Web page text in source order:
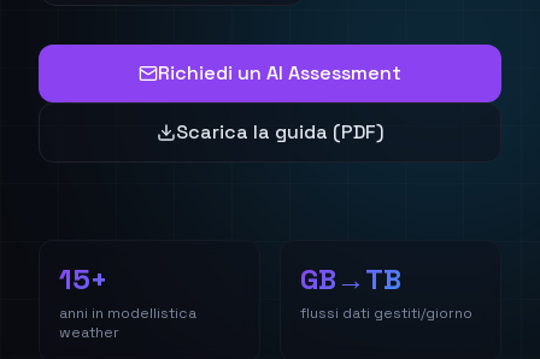
Richiedi un AI Assessment
Scarica la guida (PDF)
15+
anni in modellistica
weather
GB→TB
flussi dati gestiti/giorno